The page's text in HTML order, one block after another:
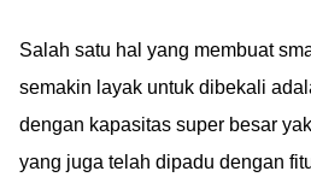
Salah satu hal yang membuat
semakin layak untuk dibekali
dengan kapasitas super besar
yang juga telah dipadu dengan